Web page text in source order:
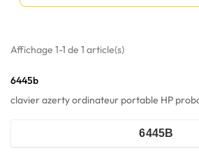
Affichage 1-1 de 1 article(s)
6445b
clavier azerty ordinateur portable HP
6445B